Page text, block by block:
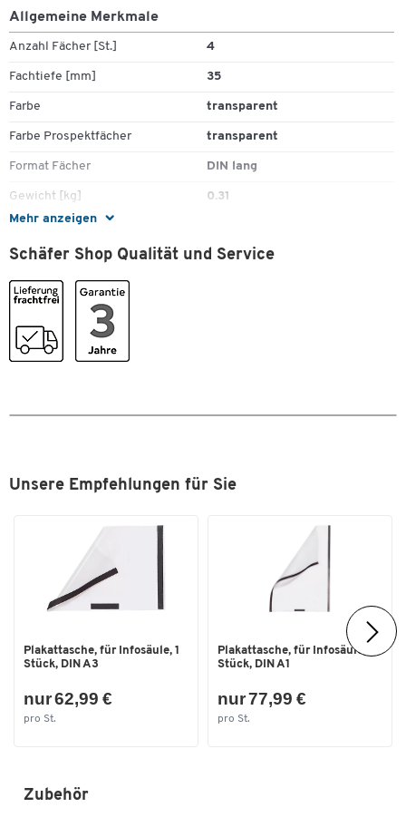
Mehr anzeigen
Allgemeine Merkmale
Anzahl Fächer [St.] 4
Fachtiefe [mm] 35
Farbe transparent
Farbe Prospektfächer transparent
Format Fächer DIN lang
Gewicht [kg] 0.31
Höhe [mm]
Material Prospektfächer Kunststoff
Material Prospektständer
Material Rahmen
Tiefe [mm]
Breite [mm] 112
Schäfer Shop Qualität und Service
Unsere Empfehlungen für Sie
Plakattasche, für Infosäule, 1
Stück, DIN A3
nur 62,99 €
pro St.
Plakattasche, für Infosäule, 1
Stück, DIN A1
nur 77,99 €
pro St.
Zubehör